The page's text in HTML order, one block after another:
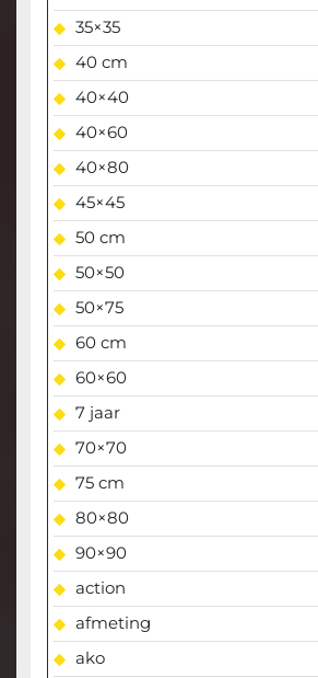
35×35
40 cm
40×40
40×60
40×80
45×45
50 cm
50×50
50×75
60 cm
60×60
7 jaar
70×70
75 cm
80×80
90×90
action
afmeting
ako